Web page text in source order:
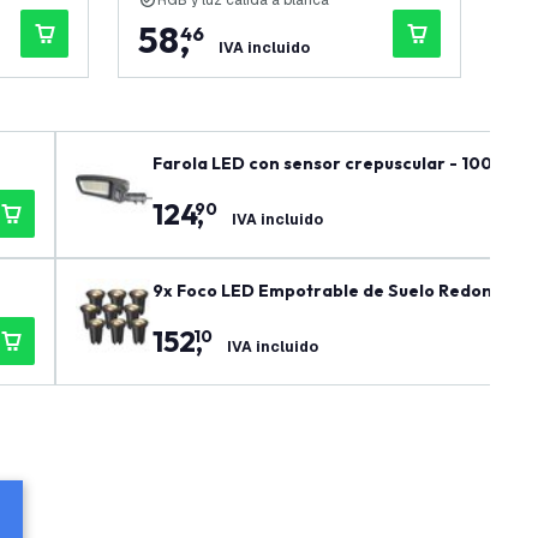
58,
46
IVA incluido
Farola LED con sensor crepuscular - 100W -
124,
90 IVA incluido
9x Foco LED Empotrable de Suelo Redondo
152,
10 IVA incluido